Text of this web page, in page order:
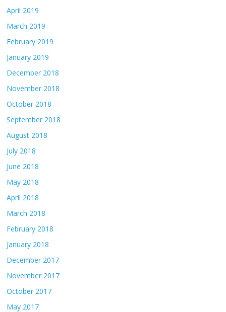
April 2019
March 2019
February 2019
January 2019
December 2018
November 2018
October 2018
September 2018
August 2018
July 2018
June 2018
May 2018
April 2018
March 2018
February 2018
January 2018
December 2017
November 2017
October 2017
May 2017